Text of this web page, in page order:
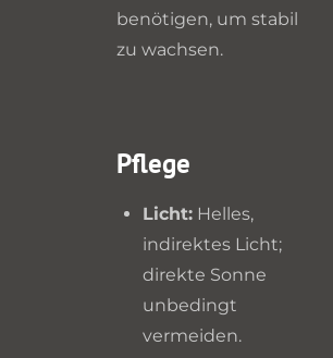
benötigen, um stabil
zu wachsen.
Pflege
Licht: Helles,
indirektes Licht;
direkte Sonne
unbedingt
vermeiden.